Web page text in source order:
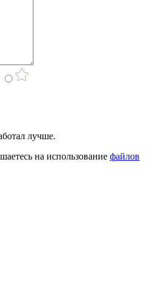
лучше.
на использование файлов